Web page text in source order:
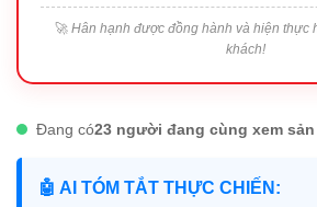
🚀 Hân hạnh được đồng hành và hiện thực
khách!
Đang có23 người đang cùng xem sản
🤖 AI TÓM TẮT THỰC CHIẾN: